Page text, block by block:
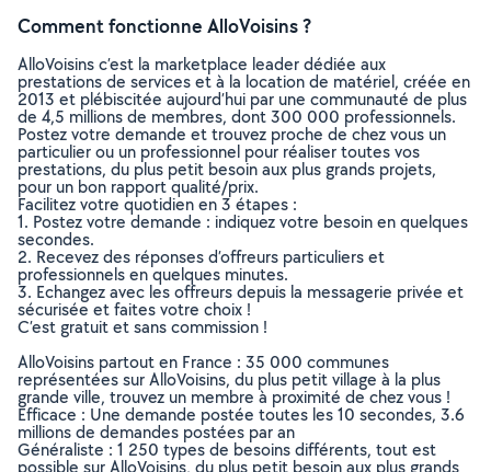
Comment fonctionne AlloVoisins ?
AlloVoisins c’est la marketplace leader dédiée aux
prestations de services et à la location de matériel, créée en
2013 et plébiscitée aujourd’hui par une communauté de plus
de 4,5 millions de membres, dont 300 000 professionnels.
Postez votre demande et trouvez proche de chez vous un
particulier ou un professionnel pour réaliser toutes vos
prestations, du plus petit besoin aux plus grands projets,
pour un bon rapport qualité/prix.
Facilitez votre quotidien en 3 étapes :
1. Postez votre demande : indiquez votre besoin en quelques
secondes.
2. Recevez des réponses d’offreurs particuliers et
professionnels en quelques minutes.
3. Echangez avec les offreurs depuis la messagerie privée et
sécurisée et faites votre choix !
C’est gratuit et sans commission !
AlloVoisins partout en France : 35 000 communes
représentées sur AlloVoisins, du plus petit village à la plus
grande ville, trouvez un membre à proximité de chez vous !
Efficace : Une demande postée toutes les 10 secondes, 3.6
millions de demandes postées par an
Généraliste : 1 250 types de besoins différents, tout est
possible sur AlloVoisins, du plus petit besoin aux plus grands